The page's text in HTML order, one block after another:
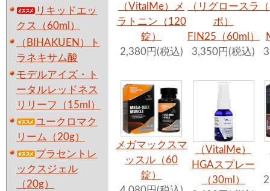
リキッドエッ
クス（60ml）
（BIHAKUEN）ト
ラネキサム酸
モデルアイズ・ト
ータルレッドネス
リリーフ（15ml）
ユークロマク
リーム（20g）
プラセントレ
ックスジェル
（20g）
（VitalMe）メ
ラトニン（120
錠）
2,380円(税込)
（リグロースラ
ボ）
FIN25（60ml）
3,350円(税込)
メガマックスマ
ッスル（60
錠）
（VitalMe）
HGAスプレー
（30ml）